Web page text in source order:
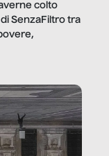
colto
SenzaFiltro tra